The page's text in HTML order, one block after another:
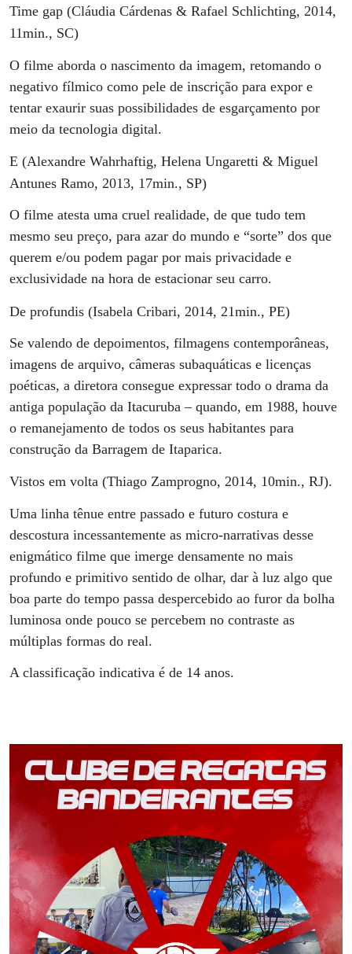
Time gap (Cláudia Cárdenas & Rafael Schlichting, 2014,
11min., SC)
O filme aborda o nascimento da imagem, retomando o
negativo fílmico como pele de inscrição para expor e
tentar exaurir suas possibilidades de esgarçamento por
meio da tecnologia digital.
E (Alexandre Wahrhaftig, Helena Ungaretti & Miguel
Antunes Ramo, 2013, 17min., SP)
O filme atesta uma cruel realidade, de que tudo tem
mesmo seu preço, para azar do mundo e “sorte” dos que
querem e/ou podem pagar por mais privacidade e
exclusividade na hora de estacionar seu carro.
De profundis (Isabela Cribari, 2014, 21min., PE)
Se valendo de depoimentos, filmagens contemporâneas,
imagens de arquivo, câmeras subaquáticas e licenças
poéticas, a diretora consegue expressar todo o drama da
antiga população da Itacuruba – quando, em 1988, houve
o remanejamento de todos os seus habitantes para
construção da Barragem de Itaparica.
Vistos em volta (Thiago Zamprogno, 2014, 10min., RJ).
Uma linha tênue entre passado e futuro costura e
descostura incessantemente as micro-narrativas desse
enigmático filme que imerge densamente no mais
profundo e primitivo sentido de olhar, dar à luz algo que
boa parte do tempo passa despercebido ao furor da bolha
luminosa onde pouco se percebem no contraste as
múltiplas formas do real.
A classificação indicativa é de 14 anos.